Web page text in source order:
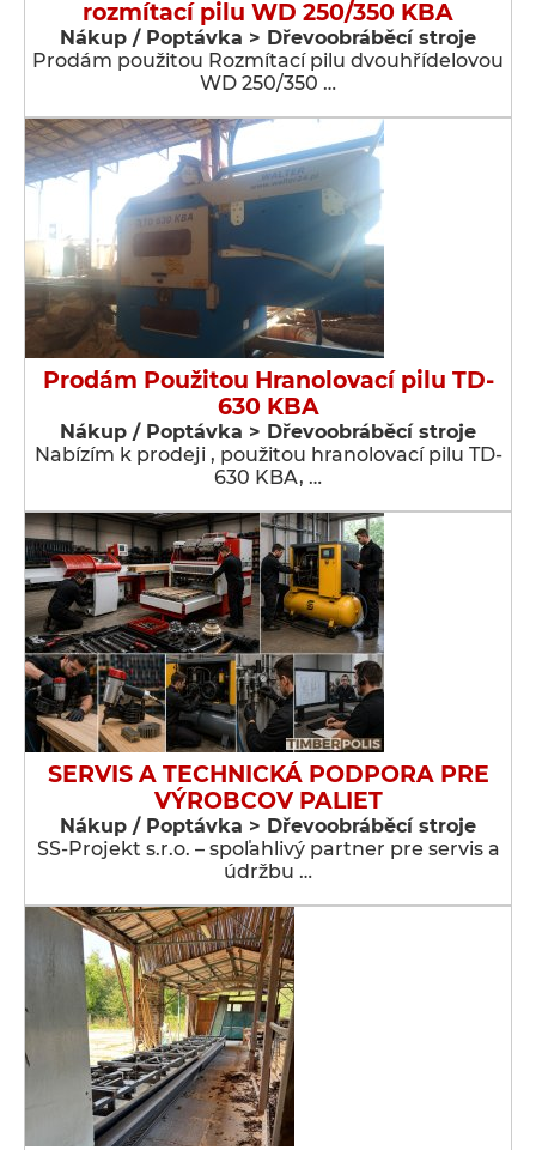
rozmítací pilu WD 250/350 KBA
Nákup / Poptávka > Dřevoobráběcí stroje
Prodám použitou Rozmítací pilu dvouhřídelovou
WD 250/350 …
Prodám Použitou Hranolovací pilu TD-
630 KBA
Nákup / Poptávka > Dřevoobráběcí stroje
Nabízím k prodeji , použitou hranolovací pilu TD-
630 KBA, …
SERVIS A TECHNICKÁ PODPORA PRE
VÝROBCOV PALIET
Nákup / Poptávka > Dřevoobráběcí stroje
SS-Projekt s.r.o. – spoľahlivý partner pre servis a
údržbu …